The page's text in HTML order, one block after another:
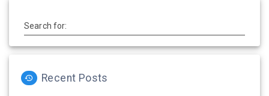
Search for:
Recent Posts